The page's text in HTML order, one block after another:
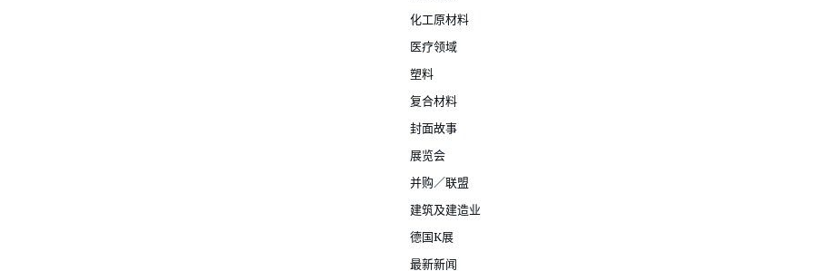
化工原材料
医疗领域
塑料
复合材料
封面故事
展览会
并购／联盟
建筑及建造业
德国K展
最新新闻